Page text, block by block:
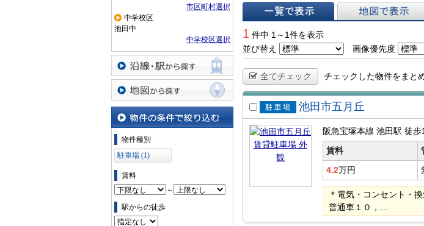
市区町村選択
中学校区
池田中
中学校区選択
沿線・駅から探す
地図から探す
物件の条件で絞り込む
物件種別
駐車場 (1)
賃料
～
駅からの徒歩
1 件中 1～1件を表示
並び替え
画像優先度
全てチェック チェックした物件をまと
賃貸駐車
場
池田市五月丘
阪急宝塚本線 池田駅 徒歩
賃料
4.2万円
＊電気・コンセント・
普通車１０，…